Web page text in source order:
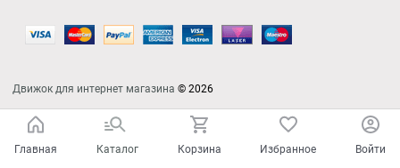
Движок для интернет магазина © 2026
Главная Каталог Корзина Избранное Войти